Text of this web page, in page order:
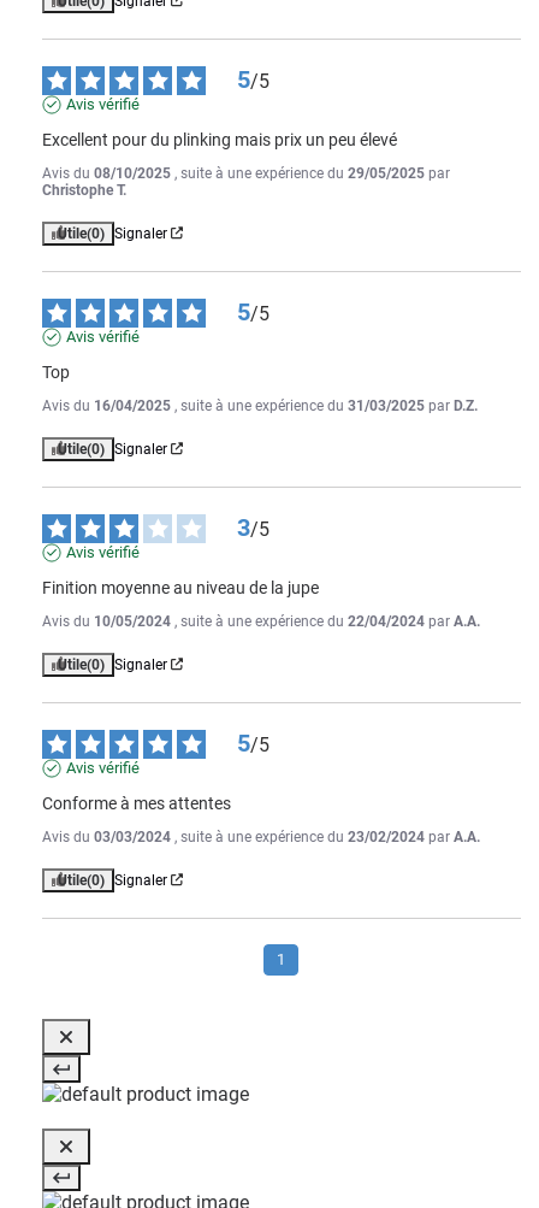
5/5
Avis vérifié
Excellent pour du plinking mais prix un peu élevé
Avis du 08/10/2025 , suite à une expérience du 29/05/2025 par
Christophe T.
Utile(0) Signaler
5/5
Avis vérifié
Top
Avis du 16/04/2025 , suite à une expérience du 31/03/2025 par D.Z.
Utile(0) Signaler
3/5
Avis vérifié
Finition moyenne au niveau de la jupe
Avis du 10/05/2024 , suite à une expérience du 22/04/2024 par A.A.
Utile(0) Signaler
5/5
Avis vérifié
Conforme à mes attentes
Avis du 03/03/2024 , suite à une expérience du 23/02/2024 par A.A.
Utile(0) Signaler
1